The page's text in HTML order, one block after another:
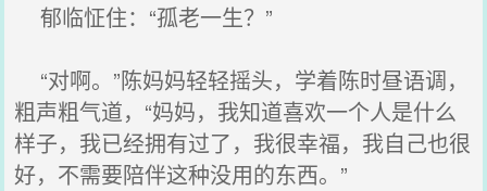
郁临怔住：“孤老一生？”
“对啊。”陈妈妈轻轻摇头，学着陈时昼语调，
粗声粗气道，“妈妈，我知道喜欢一个人是什么
样子，我已经拥有过了，我很幸福，我自己也很
好，不需要陪伴这种没用的东西。”